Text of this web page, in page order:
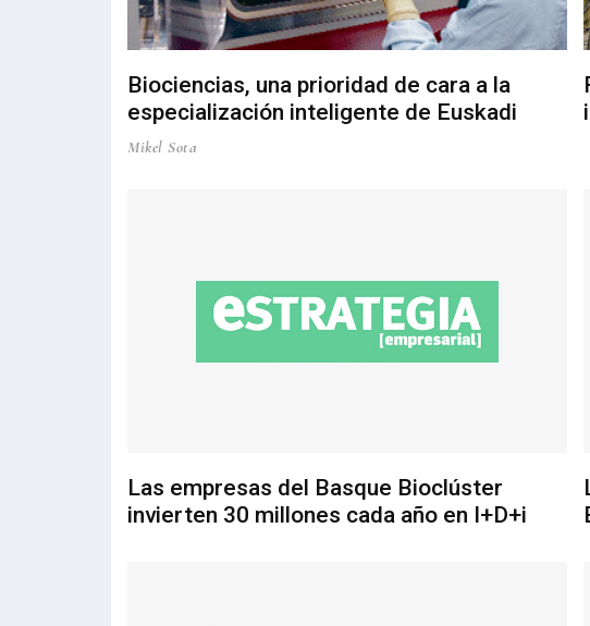
Biociencias, una prioridad de cara a la
especialización inteligente de Euskadi
Mikel Sota
Las empresas del Basque Bioclúster
invierten 30 millones cada año en I+D+i